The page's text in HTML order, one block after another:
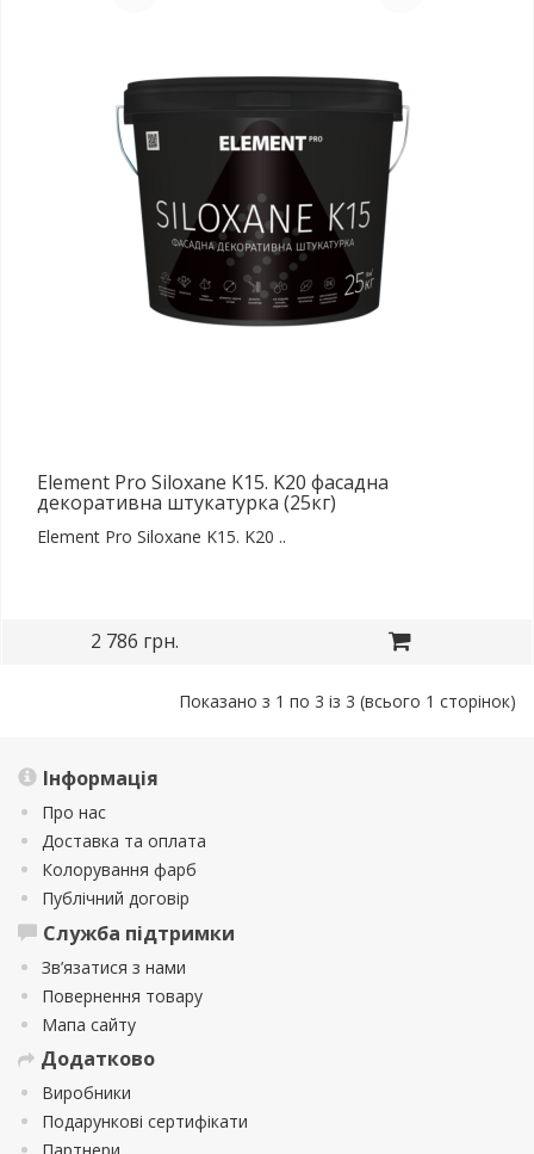
Element Pro Siloxane K15. K20 фасадна
декоративна штукатурка (25кг)
Element Pro Siloxane K15. K20 ..
2 786 грн.
Показано з 1 по 3 із 3 (всього 1 сторінок)
Інформація
Про нас
Доставка та оплата
Колорування фарб
Публічний договір
Служба підтримки
Зв’язатися з нами
Повернення товару
Мапа сайту
Додатково
Виробники
Подарункові сертифікати